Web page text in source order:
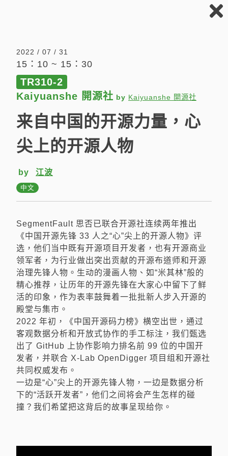
2022 / 7 / 30 2022 / 7 / 31
RB105 主議程軌
08：45 ~ 09：00
COSCUP 2022: Welcome Day 1
by COSCUP Staff
English
尚有空位
RB105 主議程軌
09：00 ~ 09：30
開放基站聯盟與開放基站軟體社群
by 鄭瑞光
中文
09：30
尚有空位
RB105 主議程軌
09：30 ~ 10：00
2022 / 07 / 31
15：10 ~ 15：30
TR310-2
Kaiyuanshe 開源社 by Kaiyuanshe 開源社
来自中国的开源力量，心
尖上的开源人物
by 江波
中文
SegmentFault 思否已联合开源社连续两年推出
《中国开源先锋 33 人之“心”尖上的开源人物》评
选，他们当中既有开源项目开发者，也有开源商业
领军者，为行业做出突出贡献的开源布道师和开源
治理先锋人物。生动的漫画人物、如“米其林”般的
精心推荐，让历年的开源先锋在大家心中留下了鲜
活的印象，作为表率鼓舞着一批批新人步入开源的
殿堂与集市。
2022 年初，《中国开源码力榜》横空出世，通过
客观数据分析和开放式协作的手工标注，我们甄选
出了 GitHub 上协作影响力排名前 99 位的中国开
发者，并联合 X-Lab OpenDigger 项目组和开源社
共同权威发布。
一边是“心”尖上的开源先锋人物，一边是数据分析
下的“活跃开发者”，他们之间将会产生怎样的碰
撞？我们希望把这背后的故事呈现给你。